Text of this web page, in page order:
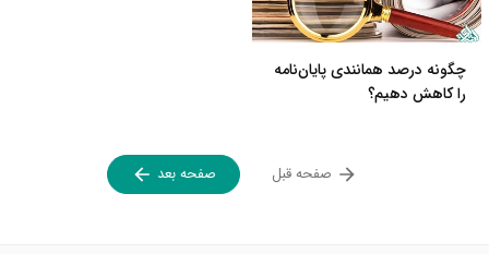
چگونه درصد همانندی پایان‌نامه
را کاهش دهیم؟
صفحه قبل صفحه بعد